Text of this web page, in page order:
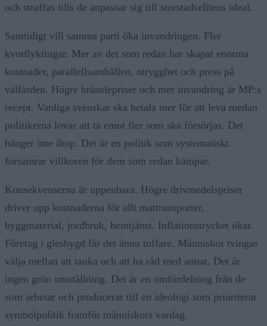
och straffas tills de anpassar sig till storstadselitens ideal.
Samtidigt vill samma parti öka invandringen. Fler
kvotflyktingar. Mer av det som redan har skapat enorma
kostnader, parallellsamhällen, otrygghet och press på
välfärden. Högre bränslepriser och mer invandring är MP:s
recept. Vanliga svenskar ska betala mer för att leva medan
politikerna lovar att ta emot fler som ska försörjas. Det
hänger inte ihop. Det är en politik som systematiskt
försämrar villkoren för dem som redan kämpar.
Konsekvenserna är uppenbara. Högre drivmedelspriser
driver upp kostnaderna för allt mattransporter,
byggmaterial, jordbruk, hemtjänst. Inflationstrycket ökar.
Företag i glesbygd får det ännu tuffare. Människor tvingas
välja mellan att tanka och att ha råd med annat. Det är
ingen grön omställning. Det är en omfördelning från de
som arbetar och producerar till en ideologi som prioriterar
symbolpolitik framför människors vardag.